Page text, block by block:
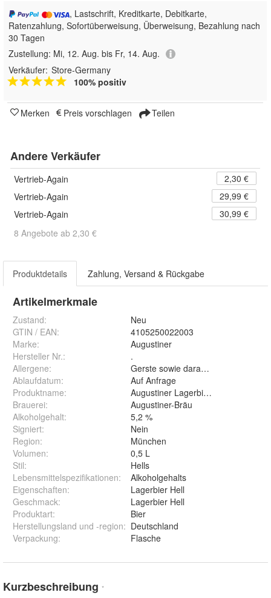
, Lastschrift, Kreditkarte, Debitkarte,
Ratenzahlung, Sofortüberweisung, Überweisung, Bezahlung nach
30 Tagen
Zustellung: Mi, 12. Aug. bis Fr, 14. Aug.
Verkäufer: Store-Germany
100% positiv
Merken Preis vorschlagen Teilen
Andere Verkäufer
Vertrieb-Again
2,30 €
Vertrieb-Again
29,99 €
Vertrieb-Again
30,99 €
8 Angebote ab 2,30 €
Produktdetails Zahlung, Versand & Rückgabe
Artikelmerkmale
Zustand:
Neu
GTIN / EAN:
4105250022003
Marke:
Augustiner
Hersteller Nr.:
.
Allergene:
Gerste sowie daraus hergestellte
Ablaufdatum:
Auf Anfrage
Produktname:
Augustiner Lagerbier Hell
Brauerei:
Augustiner-Bräu
Alkoholgehalt:
5,2 %
Signiert:
Nein
Region:
München
Volumen:
0,5 L
Stil:
Hells
Lebensmittelspezifikationen:
Alkoholgehalts
Eigenschaften:
Lagerbier Hell
Geschmack:
Lagerbier Hell
Produktart:
Bier
Herstellungsland und -region: Deutschland
Verpackung: Flasche
Kurzbeschreibung *